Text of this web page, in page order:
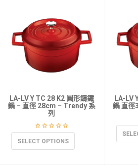
LA-LV Y TC 28 K2 圓形鑄鐵
鍋 – 直徑 28cm – Trendy 系
列
SELECT OPTIONS
LA-LV
鍋 直徑